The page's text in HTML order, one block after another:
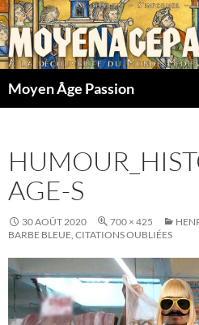
Aller
au
contenu
Moyen Âge Passion
AGE-S
30 AOÛT 2020 700 × 425
BARBE BLEUE, CITATIONS OUBLIÉES